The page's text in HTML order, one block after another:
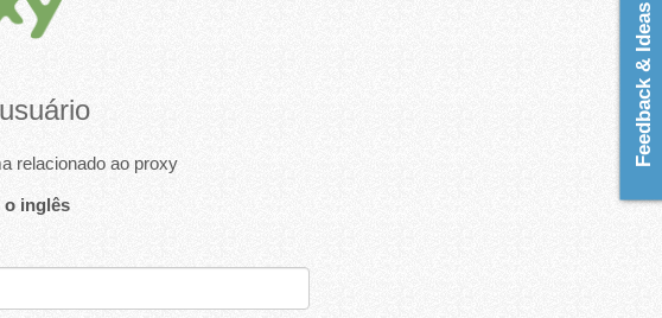
relacionado ao proxy
o inglês
Feedback & Ideas